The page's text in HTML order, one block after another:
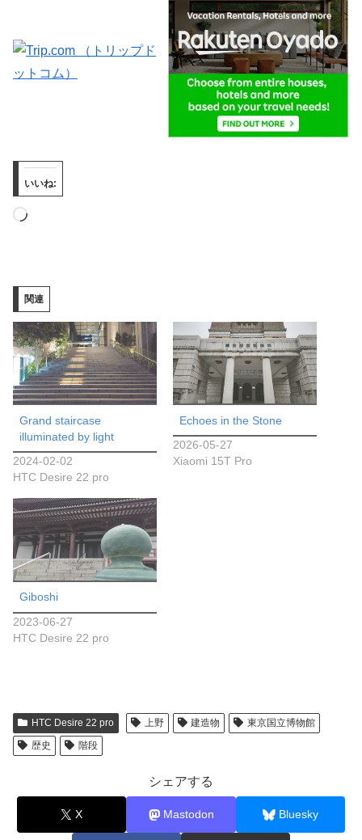
いいね:
読
み
中…
関連
Grand staircase
illuminated by light
2024-02-02
HTC Desire 22 pro
Echoes in the Stone
2026-05-27
Xiaomi 15T Pro
Giboshi
2023-06-27
HTC Desire 22 pro
HTC Desire 22 pro 上野 建造物
東京国立博物館
歴史
階段
シェアする
X Mastodon Bluesky